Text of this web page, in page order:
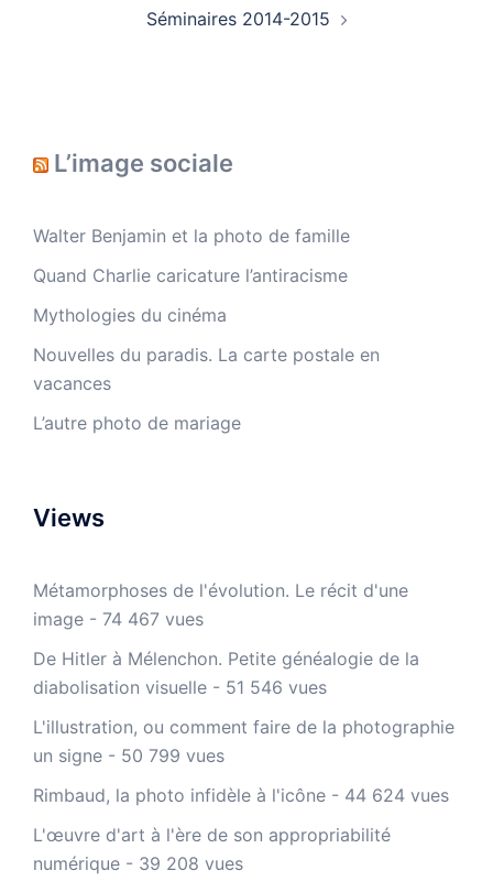
Séminaires 2014-2015
L’image sociale
Walter Benjamin et la photo de famille
Quand Charlie caricature l’antiracisme
Mythologies du cinéma
Nouvelles du paradis. La carte postale en
vacances
L’autre photo de mariage
Views
Métamorphoses de l'évolution. Le récit d'une
image - 74 467 vues
De Hitler à Mélenchon. Petite généalogie de la
diabolisation visuelle - 51 546 vues
L'illustration, ou comment faire de la photographie
un signe - 50 799 vues
Rimbaud, la photo infidèle à l'icône - 44 624 vues
L'œuvre d'art à l'ère de son appropriabilité
numérique - 39 208 vues